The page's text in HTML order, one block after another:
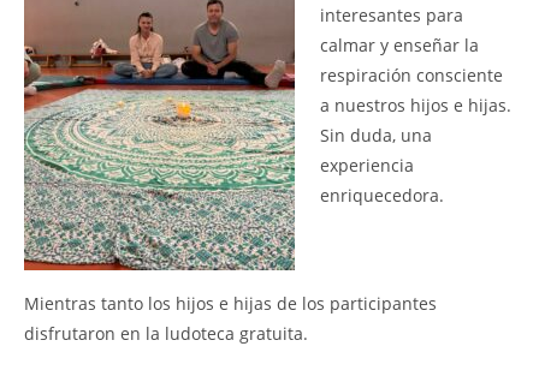
interesantes para
calmar y enseñar la
respiración consciente
a nuestros hijos e hijas.
Sin duda, una
experiencia
enriquecedora.
Mientras tanto los hijos e hijas de los participantes
disfrutaron en la ludoteca gratuita.